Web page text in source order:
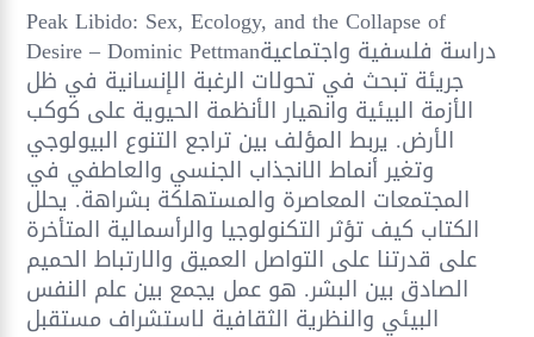
Peak Libido: Sex, Ecology, and the Collapse of
Desire – Dominic Pettmanدراسة فلسفية واجتماعية
جريئة تبحث في تحولات الرغبة الإنسانية في ظل
الأزمة البيئية وانهيار الأنظمة الحيوية على كوكب
الأرض. يربط المؤلف بين تراجع التنوع البيولوجي
وتغير أنماط الانجذاب الجنسي والعاطفي في
المجتمعات المعاصرة والمستهلكة بشراهة. يحلل
الكتاب كيف تؤثر التكنولوجيا والرأسمالية المتأخرة
على قدرتنا على التواصل العميق والارتباط الحميم
الصادق بين البشر. هو عمل يجمع بين علم النفس
البيئي والنظرية الثقافية لاستشراف مستقبل